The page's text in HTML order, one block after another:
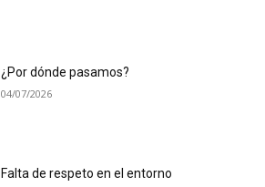
¿Por dónde pasamos?
04/07/2026
Falta de respeto en el entorno